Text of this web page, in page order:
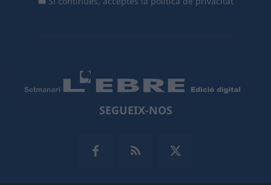
SEGUEIX-NOS